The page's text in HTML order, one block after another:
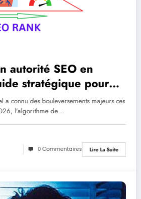
autorité SEO en
stratégique pour
et les réseaux
a connu des bouleversements majeurs ces
l'algorithme de…
0 Commentaires Lire La Suite